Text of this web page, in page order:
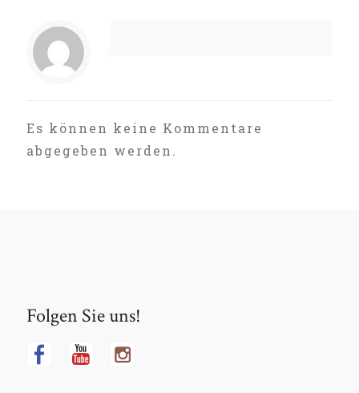
Es können keine Kommentare
abgegeben werden.
Folgen Sie uns!